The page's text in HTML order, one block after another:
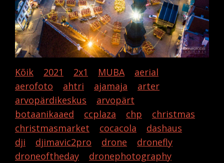
Kõik 2021 2x1 MUBA
aerial
aerofoto
ahtri ajamaja
arter
arvopärdikeskus
arvopärt
botaanikaaed
ccplaza chp
christmas
christmasmarket
cocacola
dashaus
dji
djimavic2pro drone
dronefly
droneoftheday
dronephotography